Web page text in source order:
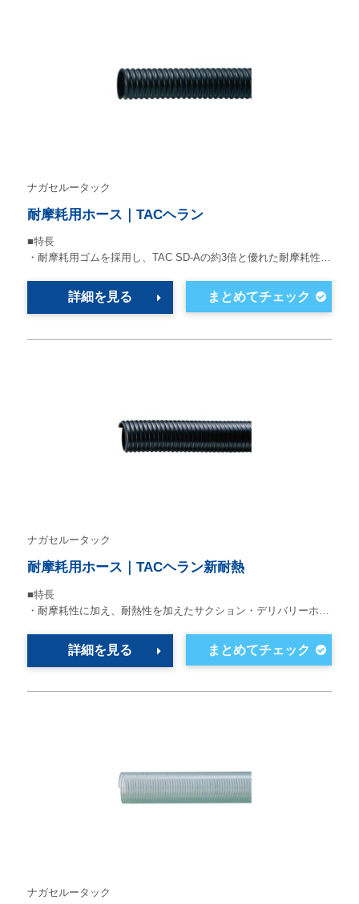
ナガセルータック
耐摩耗用ホース｜TACヘラン
■特長
・耐摩耗用ゴムを採用し、TAC SD-Aの約3倍と優れた耐摩耗性…
詳細を見る
ナガセルータック
耐摩耗用ホース｜TACヘラン新耐熱
■特長
・耐摩耗性に加え、耐熱性を加えたサクション・デリバリーホ…
詳細を見る
ナガセルータック